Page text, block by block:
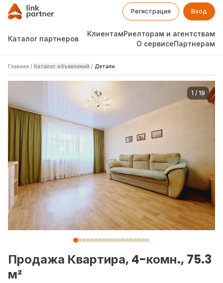
Регистрация Вход
Каталог партнеров
КлиентамРиелторам и агентствам
О сервисеПартнерам
Главная / Каталог объявлений / Детали
1 / 19
Продажа Квартира, 4-комн., 75.3
м²